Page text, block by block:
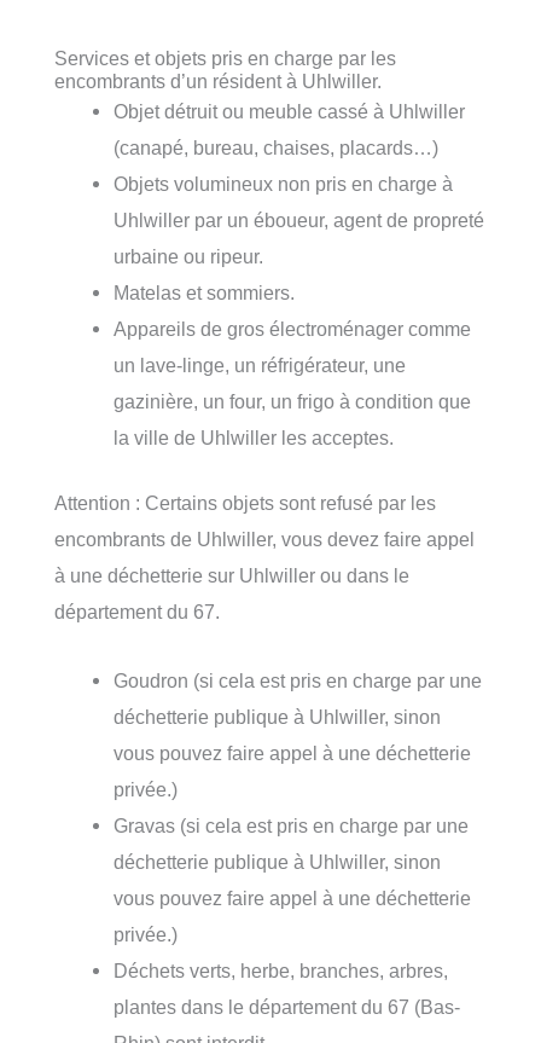
Services et objets pris en charge par les
encombrants d’un résident à Uhlwiller.
Objet détruit ou meuble cassé à Uhlwiller
(canapé, bureau, chaises, placards…)
Objets volumineux non pris en charge à
Uhlwiller par un éboueur, agent de propreté
urbaine ou ripeur.
Matelas et sommiers.
Appareils de gros électroménager comme
un lave-linge, un réfrigérateur, une
gazinière, un four, un frigo à condition que
la ville de Uhlwiller les acceptes.
Attention : Certains objets sont refusé par les
encombrants de Uhlwiller, vous devez faire appel
à une déchetterie sur Uhlwiller ou dans le
département du 67.
Goudron (si cela est pris en charge par une
déchetterie publique à Uhlwiller, sinon
vous pouvez faire appel à une déchetterie
privée.)
Gravas (si cela est pris en charge par une
déchetterie publique à Uhlwiller, sinon
vous pouvez faire appel à une déchetterie
privée.)
Déchets verts, herbe, branches, arbres,
plantes dans le département du 67 (Bas-